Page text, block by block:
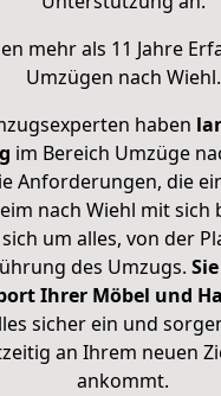
mehr als 11 Jahre
Umzügen nach Wiehl.
haben
im Bereich Umzüge
Anforderungen, die
nach Wiehl mit sich
um alles, von der
des Umzugs.
Ihrer Möbel und
sicher ein und
an Ihrem neuen
ankommt.